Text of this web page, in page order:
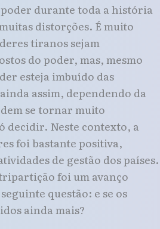
durante toda a história
distorções. É muito
tiranos sejam
do poder, mas, mesmo
esteja imbuído das
assim, dependendo da
se tornar muito
decidir. Neste contexto, a
foi bastante positiva,
de gestão dos países.
foi um avanço
questão: e se os
ainda mais?